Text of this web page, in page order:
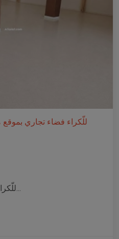
للّكراء فضاء تجاري بموقع
للّكراء فضاء تجاري بموقع متميز في...